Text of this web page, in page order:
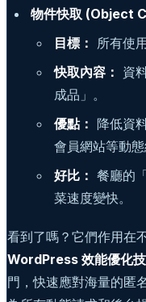
物件快取 (Object
目標： 所有使
快取內容： 資
成品」。
優點： 降低資
會員網站等動態
好比： 餐廳的
菜速度變快。
看到了嗎？它們作用在
WordPress 效能優化
門，快速應對海量的匿